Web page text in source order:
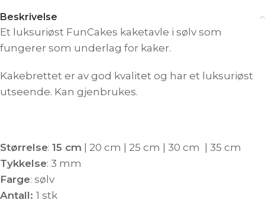
Beskrivelse
Et luksuriøst FunCakes kaketavle i sølv som
fungerer som underlag for kaker.
Kakebrettet er av god kvalitet og har et luksuriøst
utseende. Kan gjenbrukes.
Størrelse: 15 cm | 20 cm | 25 cm | 30 cm | 35 cm
Tykkelse: 3 mm
Farge: sølv
Antall: 1 stk